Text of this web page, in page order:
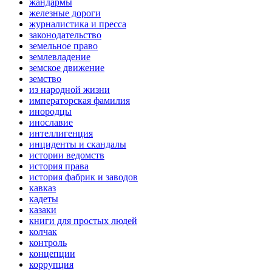
жандармы
железные дороги
журналистика и пресса
законодательство
земельное право
землевладение
земское движение
земство
из народной жизни
императорская фамилия
инородцы
инославие
интеллигенция
инциденты и скандалы
истории ведомств
история права
история фабрик и заводов
кавказ
кадеты
казаки
книги для простых людей
колчак
контроль
концепции
коррупция